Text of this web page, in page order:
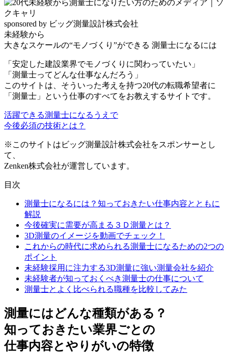
sponsored by ビッグ測量設計株式会社
未経験から
大きなスケールの“モノづくり”ができる 測量士になるには
「安定した建設業界でモノづくりに関わっていたい」
「測量士ってどんな仕事なんだろう」
このサイトは、そういった考えを持つ20代の転職希望者に
「測量士」という仕事のすべてをお教えするサイトです。
活躍できる測量士になるうえで
今後必須の技術とは？
※このサイトはビッグ測量設計株式会社をスポンサーとし
て、
Zenken株式会社が運営しています。
目次
測量士になるには？知っておきたい仕事内容とともに
解説
今後確実に需要が高まる３Ｄ測量とは？
3D測量のイメージを動画でチェック！
これからの時代に求められる測量士になるための2つの
ポイント
未経験採用に注力する3D測量に強い測量会社を紹介
未経験者が知っておくべき測量士の仕事について
測量士とよく比べられる職種を比較してみた
測量にはどんな種類がある？
知っておきたい業界ごとの
仕事内容とやりがいの特徴